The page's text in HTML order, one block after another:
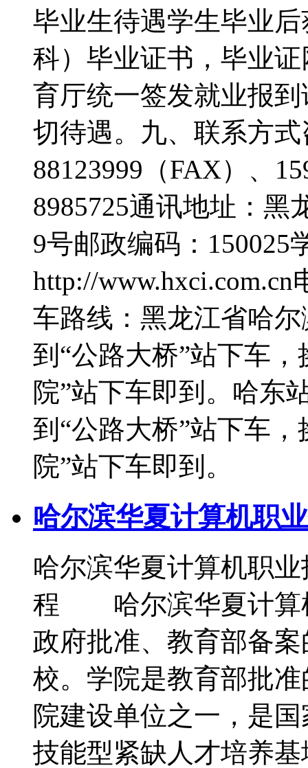
毕业生待遇学生毕业
科）毕业证书，毕业
育厅统一签发就业报
切待遇。九、联系方
88123999（FAX）、
8985725通讯地址：黑
9号邮政编码：150025
http://www.hxci.com.cn
车路线：黑龙江省哈
到“公路大桥”站下车
院”站下车即到。哈东
到“公路大桥”站下车
院”站下车即到。
哈尔滨华夏计算机职
哈尔滨华夏计算机职
程 哈尔滨华夏计算
政府批准、教育部备
校。学院是教育部批
院建设单位之一，是
技能型紧缺人才培养